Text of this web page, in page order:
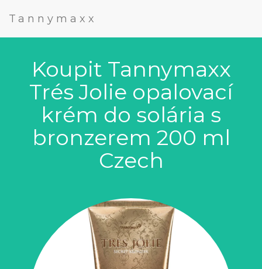
Tannymaxx
Koupit Tannymaxx
Trés Jolie opalovací
krém do solária s
bronzerem 200 ml
Czech